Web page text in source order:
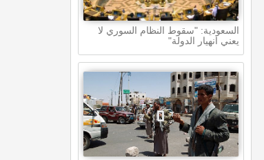
السعودية: "سقوط النظام السوري لا
يعني انهيار الدولة"